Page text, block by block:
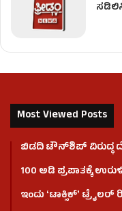
Most Viewed Posts
ಬಿಡದಿ ಟೌನ್‌ಶಿಪ್‌ ವಿರುದ್ಧ
100 ಅಡಿ ಪ್ರಪಾತಕ್ಕೆ
ಇಂದು ʻಟಾಕ್ಸಿಕ್ʼ